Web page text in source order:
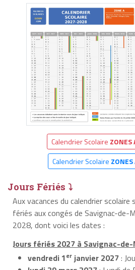
Calendrier Scolaire ZONES
Calendrier Scolaire
Jours Fériés ⤵
Aux vacances du calendrier scolaire
fériés aux congés de Savignac-
2028, dont voici les dates :
Jours fériés 2027 à Savignac-
vendredi 1er janvier 2027: